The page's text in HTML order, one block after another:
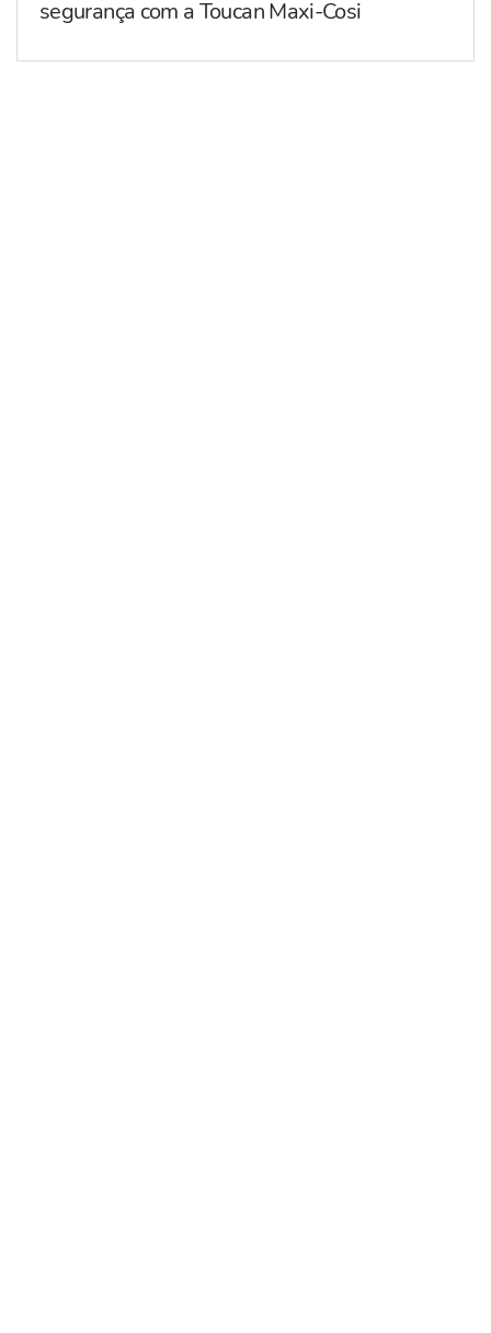
segurança com a Toucan Maxi-Cosi